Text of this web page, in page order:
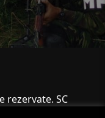
rezervate. SC